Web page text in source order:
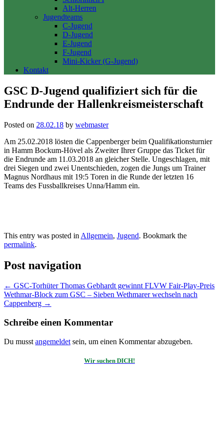
Alt-Herren
Jugendteams
C-Jugend
D-Jugend
E-Jugend
F-Jugend
Mini-Kicker (G-Jugend)
Kontakt
GSC D-Jugend qualifiziert sich für die
Endrunde der Hallenkreismeisterschaft
Posted on 28.02.18 by webmaster
Am 25.02.2018 lösten die Cappenberger beim Qualifikationsturnier
in Hamm Bockum-Hövel als Zweiter Ihrer Gruppe das Ticket für
die Endrunde am 11.03.2018 an gleicher Stelle. Ungeschlagen, mit
drei Siegen und zwei Unentschieden, zogen die Jungs um Trainer
Magnus Nordhaus mit 19:5 Toren in die Runde der letzten 16
Teams des Fussballkreises Unna/Hamm ein.
This entry was posted in Allgemein, Jugend. Bookmark the
permalink.
Post navigation
← GSC-Torhüter Thomas Gebhardt gewinnt FLVW Fair-Play-Preis
Wethmar-Block zum GSC – Sieben Wethmarer wechseln nach
Cappenberg →
Schreibe einen Kommentar
Du musst angemeldet sein, um einen Kommentar abzugeben.
Wir suchen DICH!